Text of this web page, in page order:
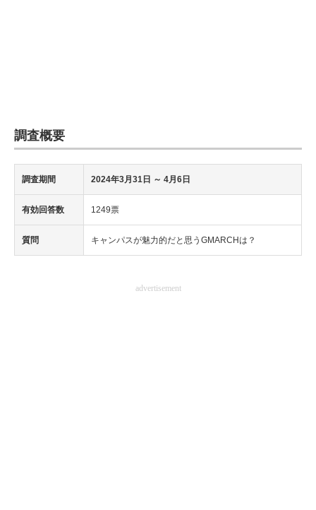
調査概要
調査期間 2024年3月31日 ～ 4月6日
有効回答数 1249票
質問 キャンパスが魅力的だと思うGMARCHは？
advertisement